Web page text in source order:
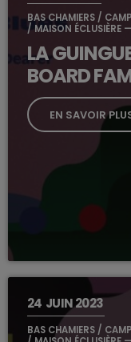
BAS CHAMIERS /
/ MAISON ÉCLUSIÈRE
LA
BOARD
EN SAVOIR
24 JUIN 2023
BAS CHAMIERS /